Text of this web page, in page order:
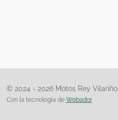
© 2024 - 2026 Motos Rey Vilariño
Con la tecnología de Webador